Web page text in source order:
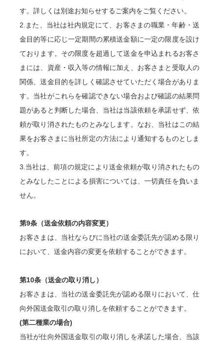
す。詳しくは別途お知らせするご案内をご覧ください。
2.また、当社は社内規定にて、お客さまの職業・年齢・送
金目的等に応じ一定期間の累積送金額に一定の限度を設け
ております。その限度を超過して送金を申込まれるお客さ
まには、資産・収入等の情報に加え、お客さまと受取人の
関係、送金目的を詳しく確認させていただく場合がありま
す。当社がこれらを確認できない場合および確認の結果問
題があると判断した場合、当社は当該依頼を承諾せず、依
頼が取り消されたものとみなします。なお、当社はこの結
果をお客さまに当社所定の方法により通知するものとしま
す。
3.当社は、前項の規定により送金依頼が取り消されたもの
とみなしたことによる損害については、一切責任を負いま
せん。
第9条（送金依頼の内容変更）
お客さまは、当社ならびに当社の送金委託先が認める限り
において、送金内容の変更を依頼することができます。
第10条（送金の取り消し）
お客さまは、当社の送金委託先が認める限りにおいて、仕
向外国送金取引の取り消しを依頼することができます。
(第二種業の場合)
当社が仕向外国送金取引の取り消しを承諾した場合、当該